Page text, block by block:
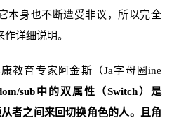
本身也不断遭受非议，所以完全
详细说明。
教育专家阿金斯（Ja字母圈ine
sub中的双属性（Switch）是
者之间来回切换角色的人。且角